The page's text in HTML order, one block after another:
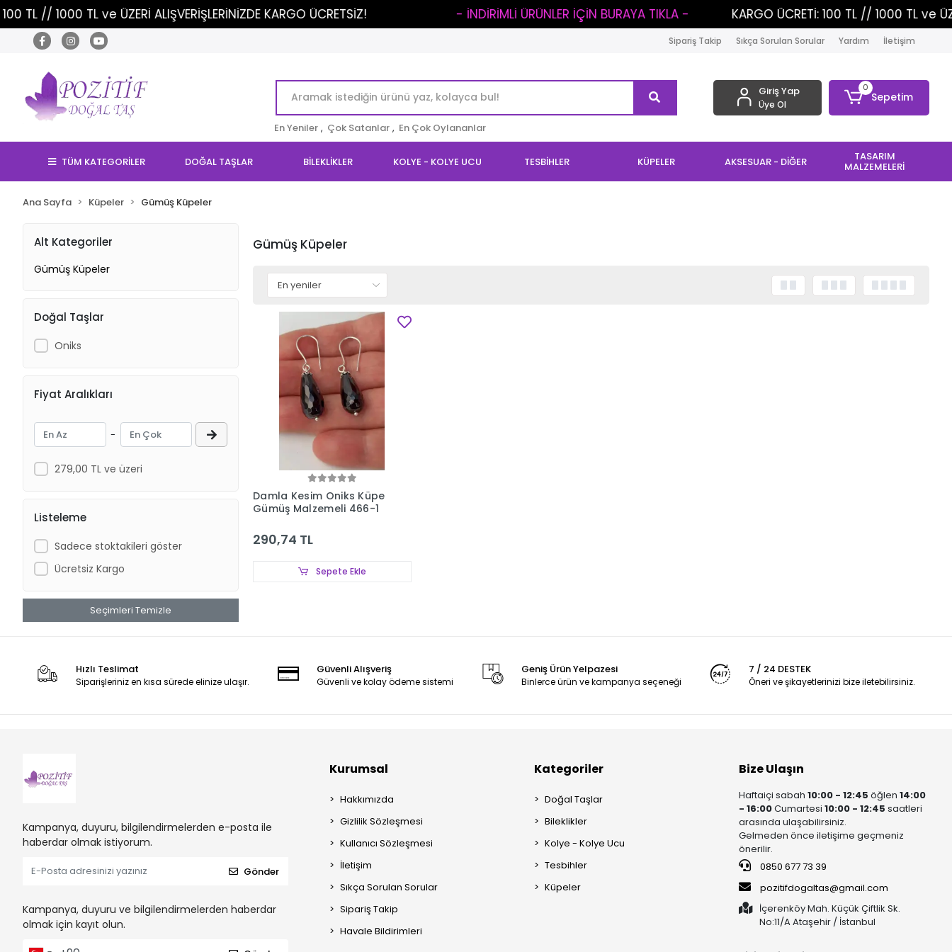
// 1000 TL ve ÜZERİ ALIŞVERİŞLERİNİZDE KARGO ÜCRETSİZ! - İNDİRİMLİ ÜRÜNLER İÇİN BURAYA TIKLA - KARGO ÜCRETİ: 100 TL // 1000 TL ve ÜZERİ
Sipariş Takip Sıkça Sorulan Sorular Yardım İletişim
En Yeniler , Çok Satanlar , En Çok Oylananlar
Giriş Yap
Üye Ol
0
Sepetim
TÜM KATEGORİLER DOĞAL TAŞLAR BİLEKLİKLER KOLYE - KOLYE UCU TESBİHLER KÜPELER AKSESUAR - DİĞER TASARIM
MALZEMELERİ
Ana Sayfa Küpeler Gümüş Küpeler
Alt Kategoriler
Gümüş Küpeler
Doğal Taşlar
Oniks
Fiyat Aralıkları
-
279,00 TL ve üzeri
Listeleme
Sadece stoktakileri göster
Ücretsiz Kargo
Seçimleri Temizle
Gümüş Küpeler
Damla Kesim Oniks Küpe
Gümüş Malzemeli 466-1
290,74 TL
Sepete Ekle
Hızlı Teslimat
Siparişleriniz en kısa sürede elinize ulaşır.
Güvenli Alışveriş
Güvenli ve kolay ödeme sistemi
Geniş Ürün Yelpazesi
Binlerce ürün ve kampanya seçeneği
7 / 24 DESTEK
Öneri ve şikayetlerinizi bize iletebilirsiniz.
Kampanya, duyuru, bilgilendirmelerden e-posta ile
haberdar olmak istiyorum.
Gönder
Kampanya, duyuru ve bilgilendirmelerden haberdar
olmak için kayıt olun.
Kurumsal
Hakkımızda
Gizlilik Sözleşmesi
Kullanıcı Sözleşmesi
İletişim
Sıkça Sorulan Sorular
Sipariş Takip
Havale Bildirimleri
Kategoriler
Doğal Taşlar
Bileklikler
Kolye - Kolye Ucu
Tesbihler
Küpeler
Bize Ulaşın
Haftaiçi sabah10:00 - 12:45öğlen14:00
- 16:00Cumartesi 10:00 - 12:45 saatleri
arasında ulaşabilirsiniz.
Gelmeden önce iletişime geçmeniz
önerilir.
0850 677 73 39
pozitifdogaltas@gmail.com
İçerenköy Mah. Küçük Çiftlik Sk.
No:11/A Ataşehir / İstanbul